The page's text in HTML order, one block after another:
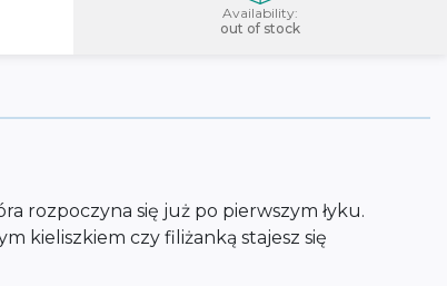
Availability:
out of stock
rozpoczyna się już po pierwszym łyku.
kieliszkiem czy filiżanką stajesz się